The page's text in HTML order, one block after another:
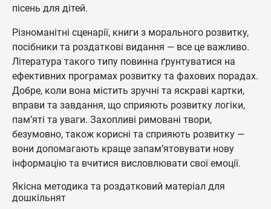
пісень для дітей.
Різноманітні сценарії, книги з морального розвитку,
посібники та роздаткові видання — все це важливо.
Література такого типу повинна ґрунтуватися на
ефективних програмах розвитку та фахових порадах.
Добре, коли вона містить зручні та яскраві картки,
вправи та завдання, що сприяють розвитку логіки,
пам’яті та уваги. Захопливі римовані твори,
безумовно, також корисні та сприяють розвитку —
вони допомагають краще запам’ятовувати нову
інформацію та вчитися висловлювати свої емоції.
Якісна методика та роздатковий матеріал для
дошкільнят